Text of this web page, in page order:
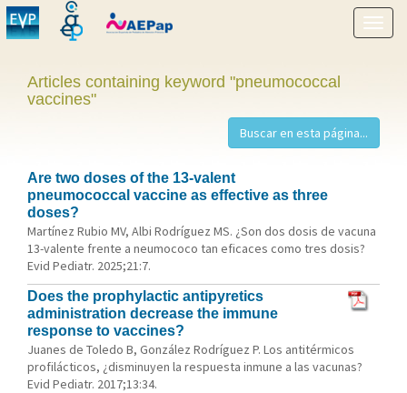
Show
menu
Articles containing keyword "pneumococcal
vaccines"
Are two doses of the 13-valent
pneumococcal vaccine as effective as three
doses?
Martínez Rubio MV, Albi Rodríguez MS. ¿Son dos dosis de vacuna
13-valente frente a neumococo tan eficaces como tres dosis?
Evid Pediatr. 2025;21:7.
Does the prophylactic antipyretics
administration decrease the immune
response to vaccines?
Juanes de Toledo B, González Rodríguez P. Los antitérmicos
profilácticos, ¿disminuyen la respuesta inmune a las vacunas?
Evid Pediatr. 2017;13:34.